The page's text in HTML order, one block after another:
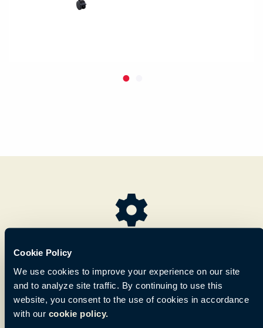
Cookie Policy
We use cookies to improve your experience on our site
and to analyze site traffic. By continuing to use this
website, you consent to the use of cookies in accordance
with our cookie policy.
创建您理想的模型，根据自己的喜好量身定制
选配件和饰面。